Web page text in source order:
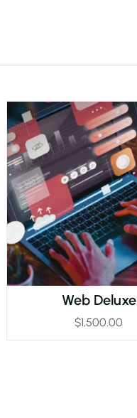
Web Deluxe
$1,500.00